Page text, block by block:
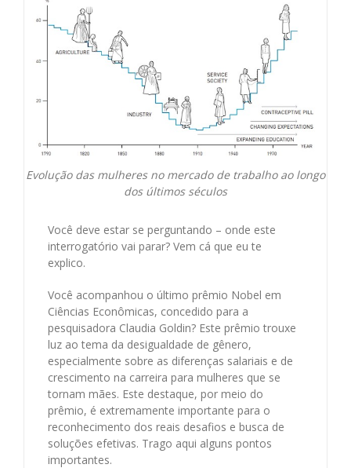
Evolução das mulheres no mercado de trabalho ao longo
dos últimos séculos
Você deve estar se perguntando – onde este
interrogatório vai parar? Vem cá que eu te
explico.
Você acompanhou o último prêmio Nobel em
Ciências Econômicas, concedido para a
pesquisadora Claudia Goldin? Este prêmio trouxe
luz ao tema da desigualdade de gênero,
especialmente sobre as diferenças salariais e de
crescimento na carreira para mulheres que se
tornam mães. Este destaque, por meio do
prêmio, é extremamente importante para o
reconhecimento dos reais desafios e busca de
soluções efetivas. Trago aqui alguns pontos
importantes.